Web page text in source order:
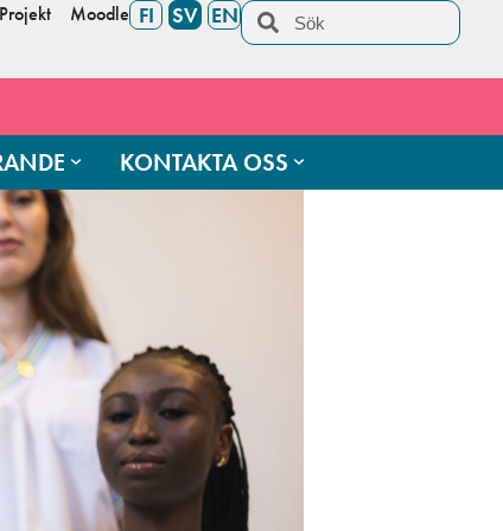
Projekt Moodle FI SV EN
KONTAKTA OSS